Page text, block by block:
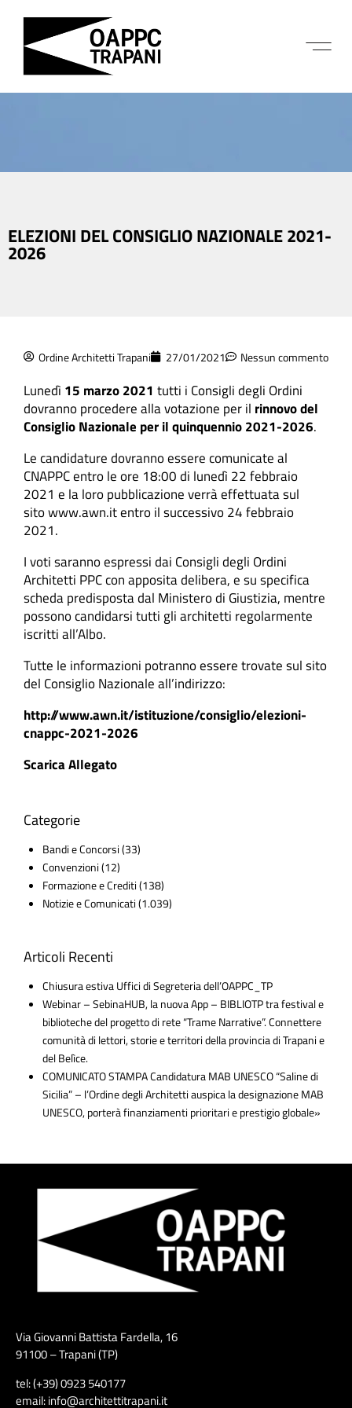
ELEZIONI DEL CONSIGLIO NAZIONALE 2021-
2026
Ordine Architetti Trapani 27/01/2021 Nessun commento
Lunedì 15 marzo 2021 tutti i Consigli degli Ordini
dovranno procedere alla votazione per il rinnovo del
Consiglio Nazionale per il quinquennio 2021-2026.
Le candidature dovranno essere comunicate al
CNAPPC entro le ore 18:00 di lunedì 22 febbraio
2021 e la loro pubblicazione verrà effettuata sul
sitowww.awn.itentro il successivo 24 febbraio
2021.
I voti saranno espressi dai Consigli degli Ordini
Architetti PPC con apposita delibera, e su specifica
scheda predisposta dal Ministero di Giustizia, mentre
possono candidarsi tutti gli architetti regolarmente
iscritti all’Albo.
Tutte le informazioni potranno essere trovate sul sito
del Consiglio Nazionale all’indirizzo:
http://www.awn.it/istituzione/consiglio/elezioni-
cnappc-2021-2026
Scarica Allegato
Categorie
Bandi e Concorsi(33)
Convenzioni(12)
Formazione e Crediti(138)
Notizie e Comunicati(1.039)
Articoli Recenti
Chiusura estiva Uffici di Segreteria dell’OAPPC_TP
Webinar – SebinaHUB, la nuova App – BIBLIOTP tra festival e
biblioteche del progetto di rete “Trame Narrative”. Connettere
comunità di lettori, storie e territori della provincia di Trapani e
del Belìce.
COMUNICATO STAMPA Candidatura MAB UNESCO “Saline di
Sicilia” – l’Ordine degli Architetti auspica la designazione MAB
UNESCO, porterà finanziamenti prioritari e prestigio globale»
Via Giovanni Battista Fardella, 16
91100 – Trapani (TP)
tel: (+39) 0923 540177
email: info@architettitrapani.it